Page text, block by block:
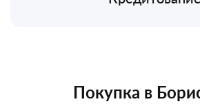
Покупка в